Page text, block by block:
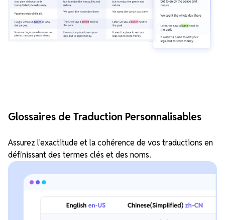
Glossaires de Traduction Personnalisables
Assurez l'exactitude et la cohérence de vos traductions en
définissant des termes clés et des noms.